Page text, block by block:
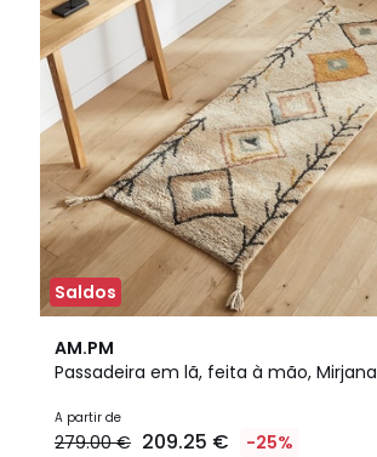
Saldos
AM.PM
Passadeira em lã, feita à mão, Mirjana
A partir de
279.00 € 209.25 € -25%
4
/